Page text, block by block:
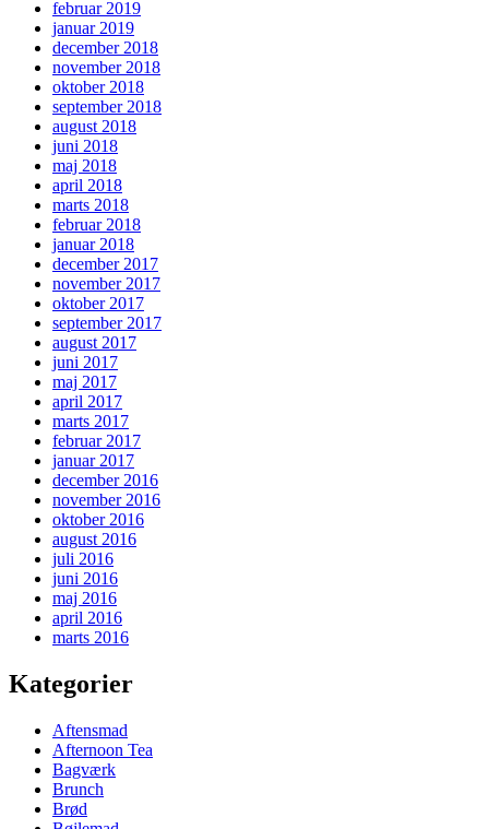
februar 2019
januar 2019
december 2018
november 2018
oktober 2018
september 2018
august 2018
juni 2018
maj 2018
april 2018
marts 2018
februar 2018
januar 2018
december 2017
november 2017
oktober 2017
september 2017
august 2017
juni 2017
maj 2017
april 2017
marts 2017
februar 2017
januar 2017
december 2016
november 2016
oktober 2016
august 2016
juli 2016
juni 2016
maj 2016
april 2016
marts 2016
Kategorier
Aftensmad
Afternoon Tea
Bagværk
Brunch
Brød